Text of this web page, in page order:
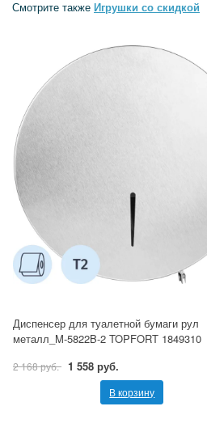
Смотрите также Игрушки со скидкой
Диспенсер для туалетной бумаги рул
металл_M-5822B-2 TOPFORT 1849310
2 168 руб. 1 558 руб.
В корзину